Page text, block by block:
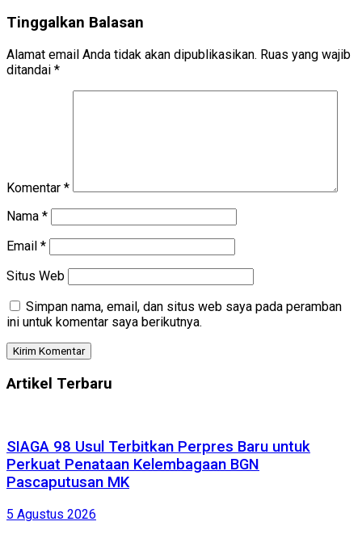
Tinggalkan Balasan
Alamat email Anda tidak akan dipublikasikan. Ruas yang wajib
ditandai *
Komentar *
Nama *
Email *
Situs Web
Simpan nama, email, dan situs web saya pada peramban
ini untuk komentar saya berikutnya.
Artikel Terbaru
SIAGA 98 Usul Terbitkan Perpres Baru untuk
Perkuat Penataan Kelembagaan BGN
Pascaputusan MK
5 Agustus 2026